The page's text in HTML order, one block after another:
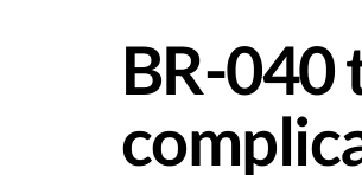
BR-040